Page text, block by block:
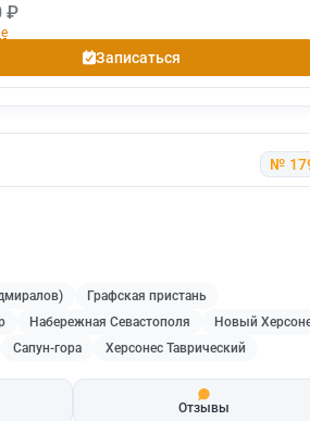
₽
Записаться
№
Графская пристань
Набережная Севастополя
Новый
Сапун-гора Херсонес Таврический
Отзывы